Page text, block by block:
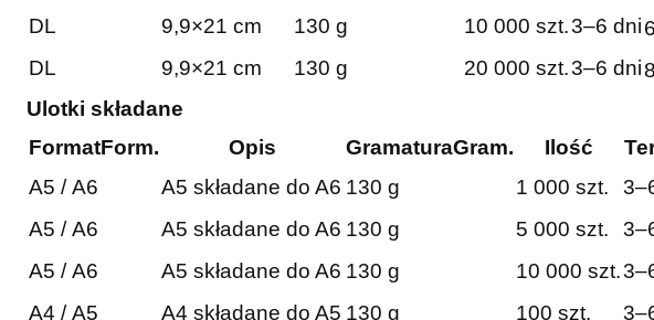
DL 9,9×21 cm 130 g 10 000 szt.3–6 dni
DL 9,9×21 cm 130 g 20 000 szt.3–6 dni
Ulotki składane
FormatForm. Opis GramaturaGram. Ilość
A5 / A6
A5 składane do A6 130 g 1 000 szt.
A5 / A6 A5 składane do A6 130 g 5 000 szt.
A5 / A6 A5 składane do A6 130 g 10 000 szt.
A4 / A5 A4 składane do A5 130 g 100 szt.